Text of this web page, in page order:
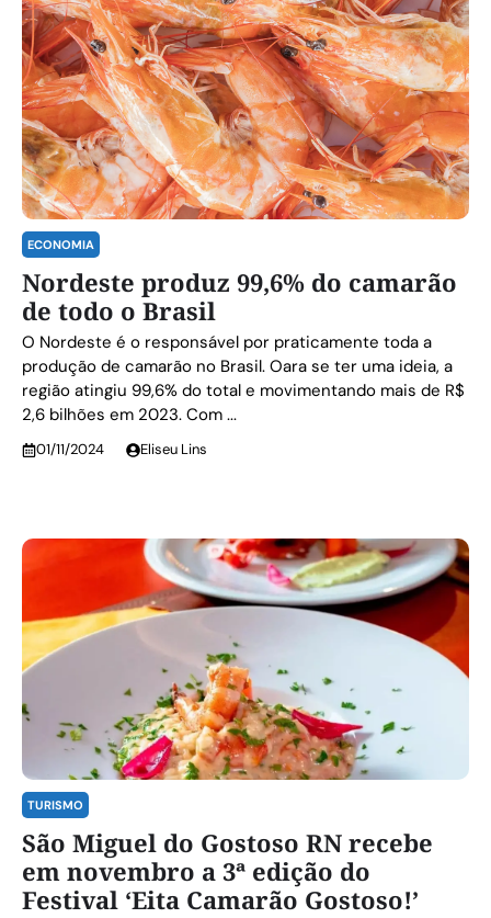
ECONOMIA
Nordeste produz 99,6% do camarão
de todo o Brasil
O Nordeste é o responsável por praticamente toda a
produção de camarão no Brasil. Oara se ter uma ideia, a
região atingiu 99,6% do total e movimentando mais de R$
2,6 bilhões em 2023. Com ...
01/11/2024 Eliseu Lins
TURISMO
São Miguel do Gostoso RN recebe
em novembro a 3ª edição do
Festival ‘Eita Camarão Gostoso!’